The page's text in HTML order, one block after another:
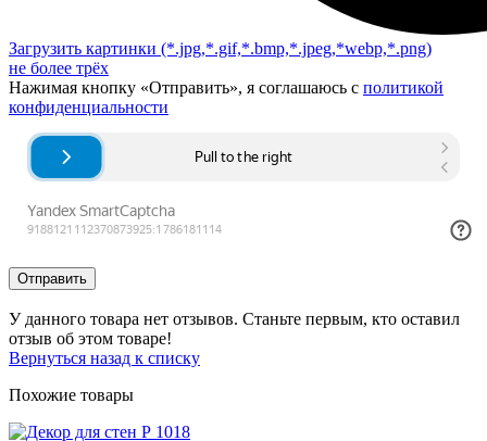
Загрузить картинки (*.jpg,*.gif,*.bmp,*.jpeg,*webp,*.png)
не более трёх
Нажимая кнопку «Отправить», я соглашаюсь с политикой
конфиденциальности
Отправить
У данного товара нет отзывов. Станьте первым, кто оставил
отзыв об этом товаре!
Вернуться назад к списку
Похожие товары